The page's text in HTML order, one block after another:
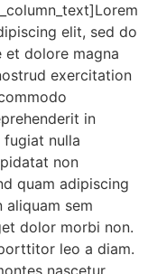
elit, sed do
dolore magna
exercitation
in
nulla
non
quam adipiscing
sem
dolor morbi non.
leo a diam.
nascetur.